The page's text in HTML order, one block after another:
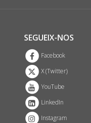
SEGUEIX-NOS
Facebook
X (Twitter)
YouTube
LinkedIn
Instagram